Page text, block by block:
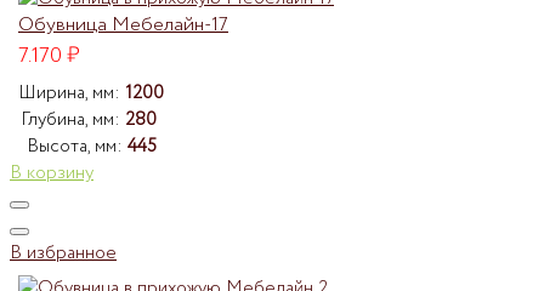
Обувница Мебелайн-17
7.170₽
Ширина, мм: 1200
Глубина, мм: 280
Высота, мм: 445
В корзину
В избранное